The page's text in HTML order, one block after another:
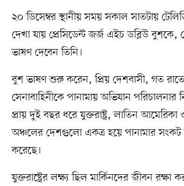
২০ ডিসেম্বর স্থানীয় সময় সকাল সাতটায়
দেখা যায় প্রেসিডেন্ট জর্জ এইচ ডব্লিউ বুশকে,
ভাষণ দেবেন তিনি।
বুশ ভাষণ শুরু করেন, প্রিয় দেশবাসী, গত রাতে
সেনাবাহিনীকে পানামায় অভিযান পরিচালনার
প্রায় দুই বছর ধরে যুক্তরাষ্ট্র, লাতিন আমেরিকা
অঞ্চলের দেশগুলো একত্র হয়ে পানামার সংকট
করেছে।
যুক্তরাষ্ট্রের লক্ষ্য ছিল মার্কিনদের জীবন রক্ষা